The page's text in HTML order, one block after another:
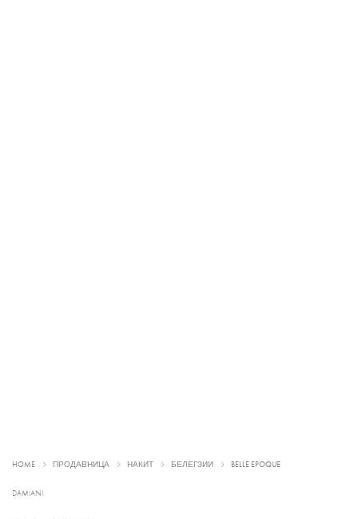
HOME ПРОДАВНИЦА НАКИТ БЕЛЕГЗИИ BELLE EPOQUE
DAMIANI